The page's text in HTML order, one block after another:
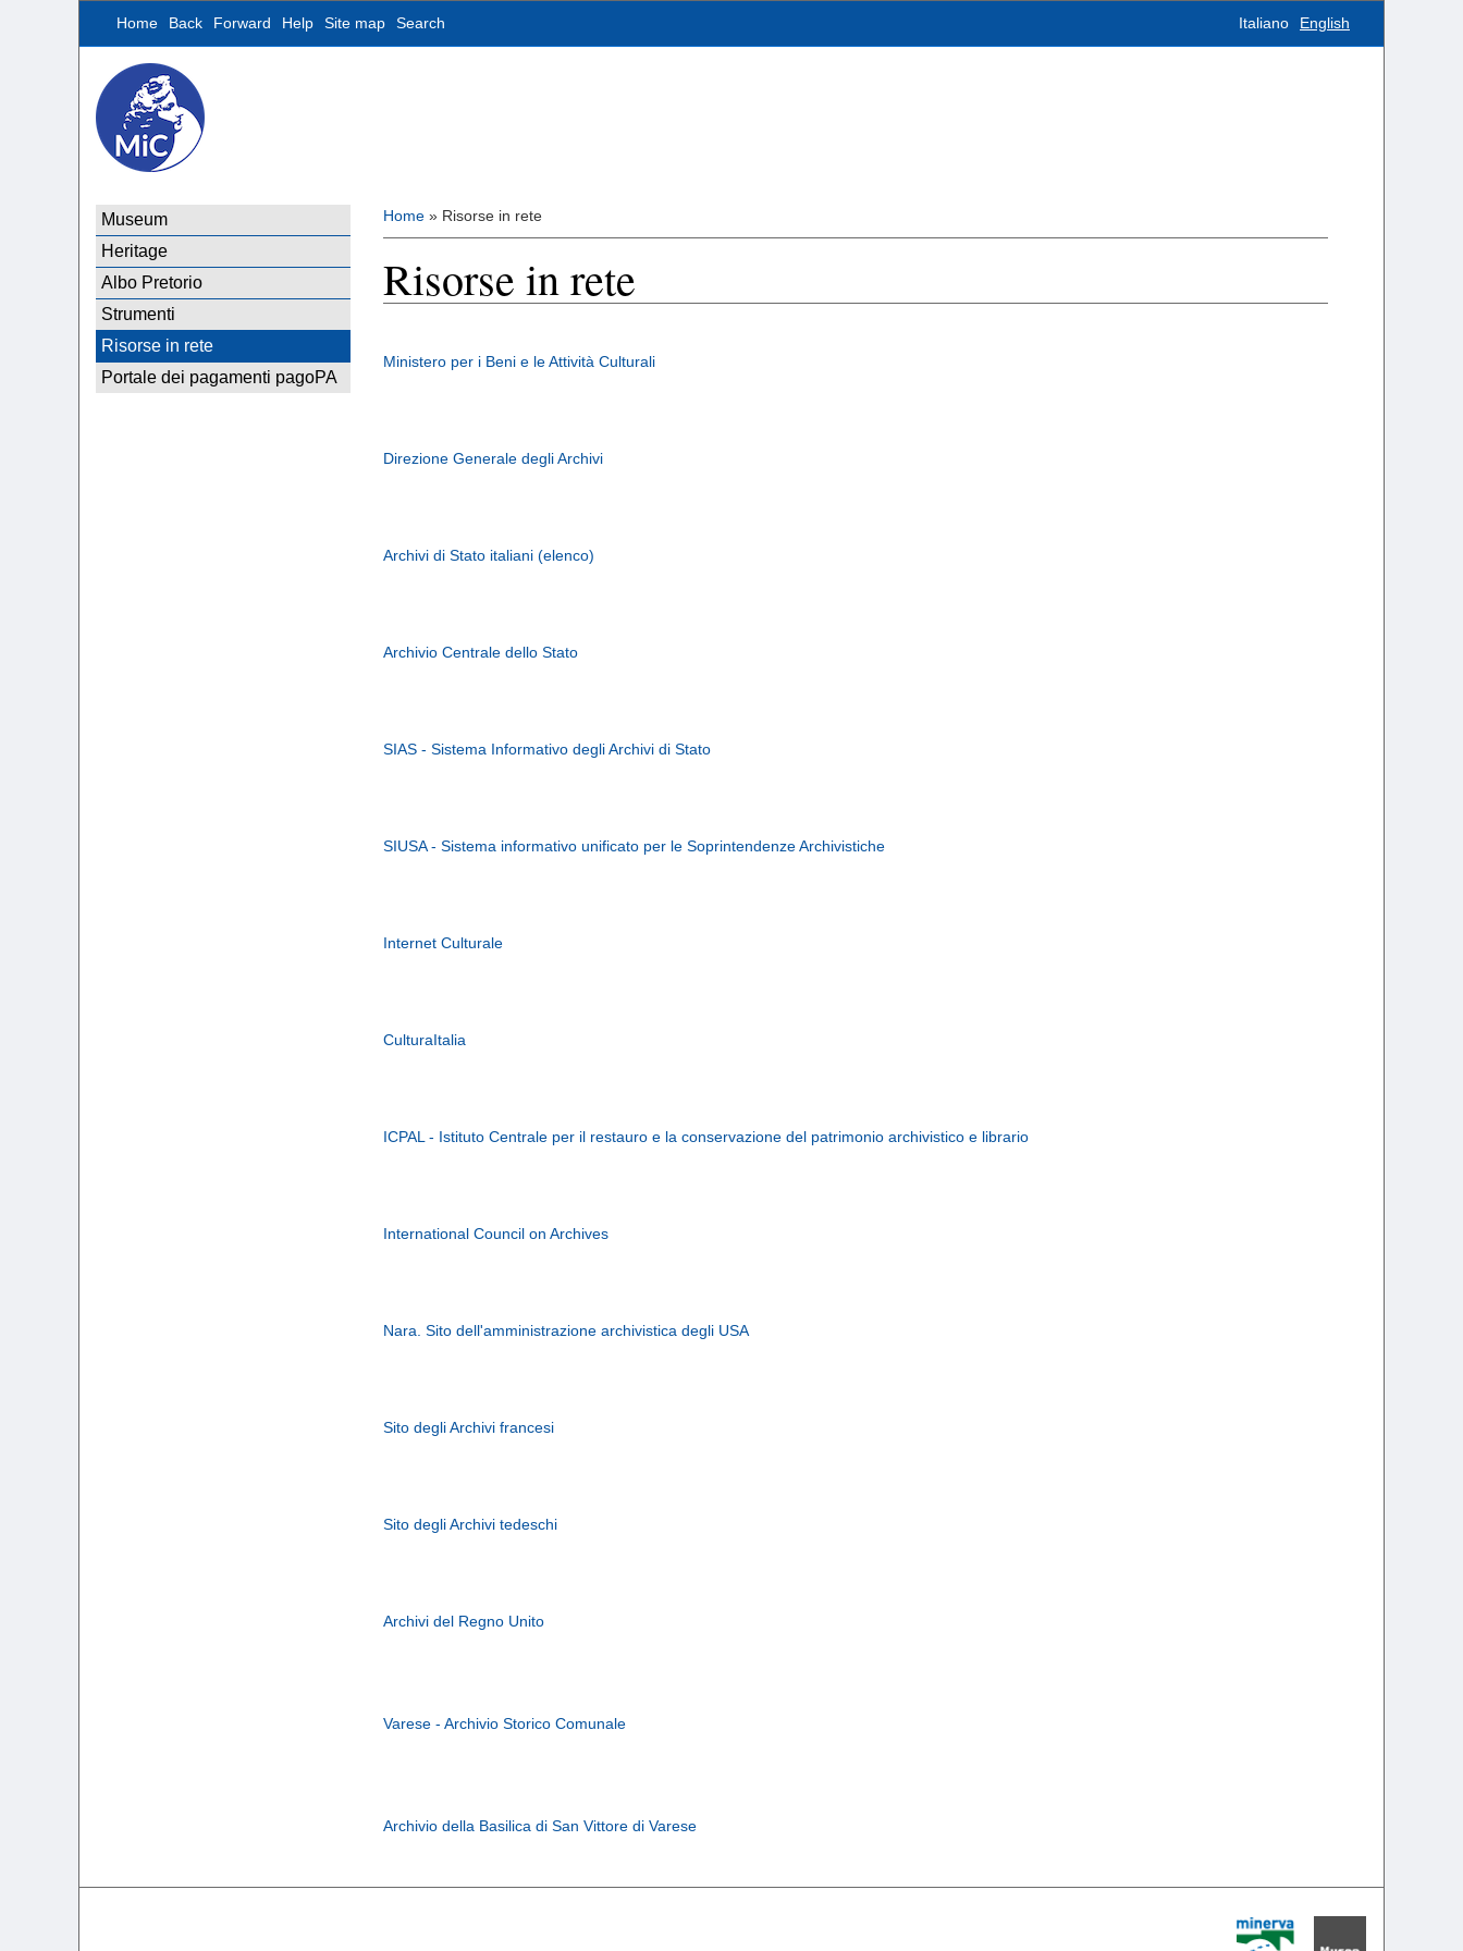
Home Back Forward Help Site map Search Italiano English
Museum
Heritage
Albo Pretorio
Strumenti
Risorse in rete
Portale dei pagamenti pagoPA
Home » Risorse in rete
Risorse in rete
Ministero per i Beni e le Attività Culturali
Direzione Generale degli Archivi
Archivi di Stato italiani (elenco)
Archivio Centrale dello Stato
SIAS - Sistema Informativo degli Archivi di Stato
SIUSA - Sistema informativo unificato per le Soprintendenze Archivistiche
Internet Culturale
CulturaItalia
ICPAL - Istituto Centrale per il restauro e la conservazione del patrimonio archivistico e librario
International Council on Archives
Nara. Sito dell'amministrazione archivistica degli USA
Sito degli Archivi francesi
Sito degli Archivi tedeschi
Archivi del Regno Unito
Varese - Archivio Storico Comunale
Archivio della Basilica di San Vittore di Varese